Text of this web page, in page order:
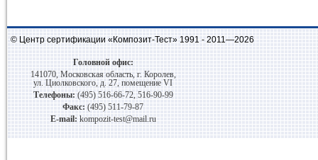
© Центр сертификации «Композит-Тест» 1991 - 2011—2026
Головной офис:
141070, Московская область, г. Королев,
ул. Циолковского, д. 27, помещение VI
Телефоны: (495) 516-66-72, 516-90-99
Факс: (495) 511-79-87
E-mail: kompozit-test@mail.ru